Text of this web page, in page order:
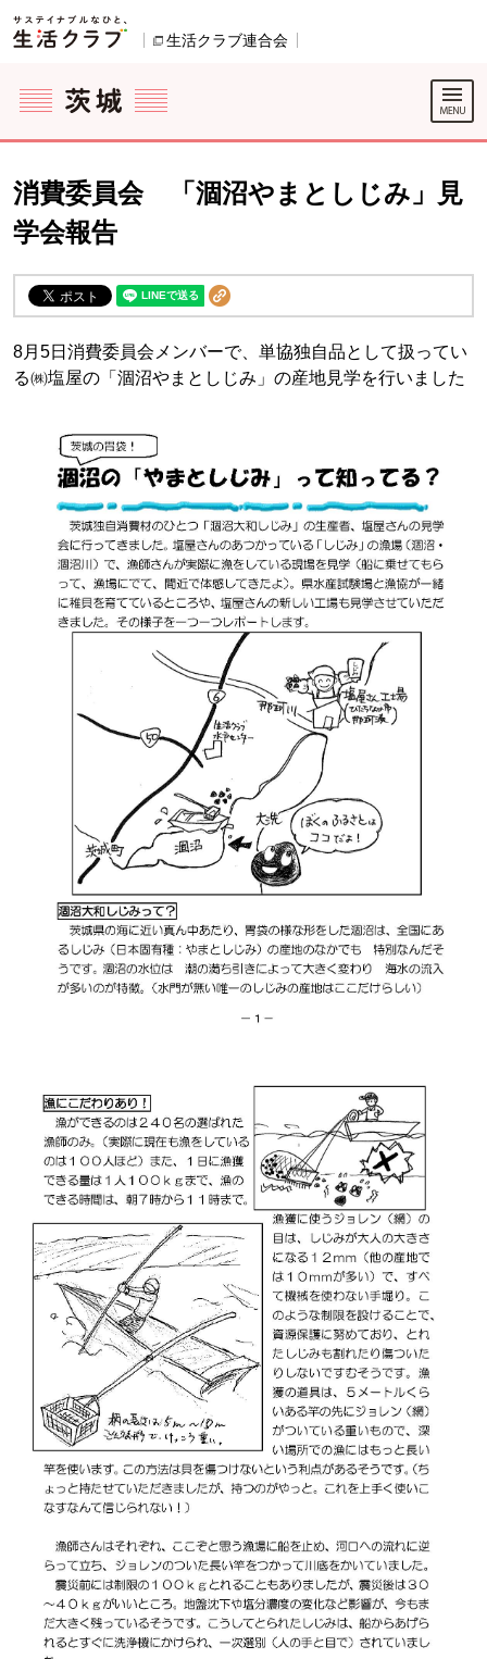
ページの先頭です。
生活クラブ連合会
ここからサイト内共通メニューです。
サイト内共通メニューをスキップする
サイト内共通メニューここまで。
消費委員会 「涸沼やまとしじみ」見
学会報告
8月5日消費委員会メンバーで、単協独自品として扱ってい
る㈱塩屋の「涸沼やまとしじみ」の産地見学を行いました